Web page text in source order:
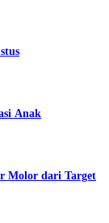
Anak
Molor dari Target